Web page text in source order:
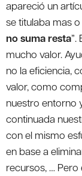
apareció un
se titulaba mas
no suma resta”.
mucho valor.
no la eficiencia,
valor, como
nuestro entorno
continuada
con el mismo
en base a
recursos, …